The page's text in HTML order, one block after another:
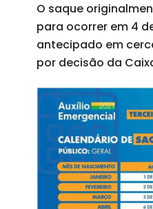
O saque
para ocorrer em 4
antecipado em
por decisão da